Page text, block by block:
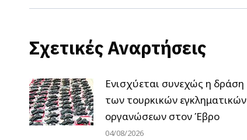
Σχετικές Αναρτήσεις
Ενισχύεται συνεχώς η δράση
των τουρκικών εγκληματικών
οργανώσεων στον Έβρο
04/08/2026